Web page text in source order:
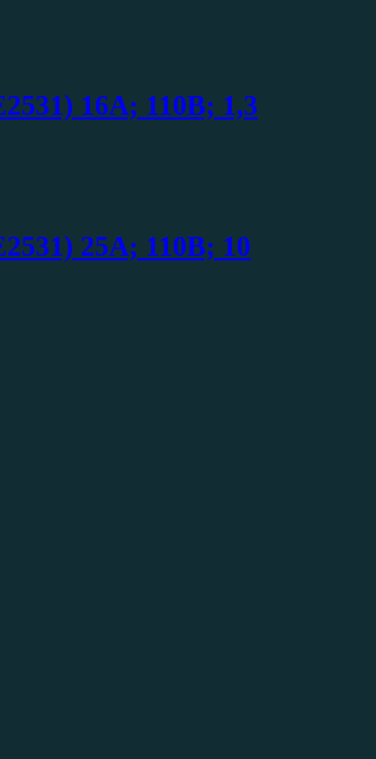
16А; 110В; 1,3
25A; 110В; 10